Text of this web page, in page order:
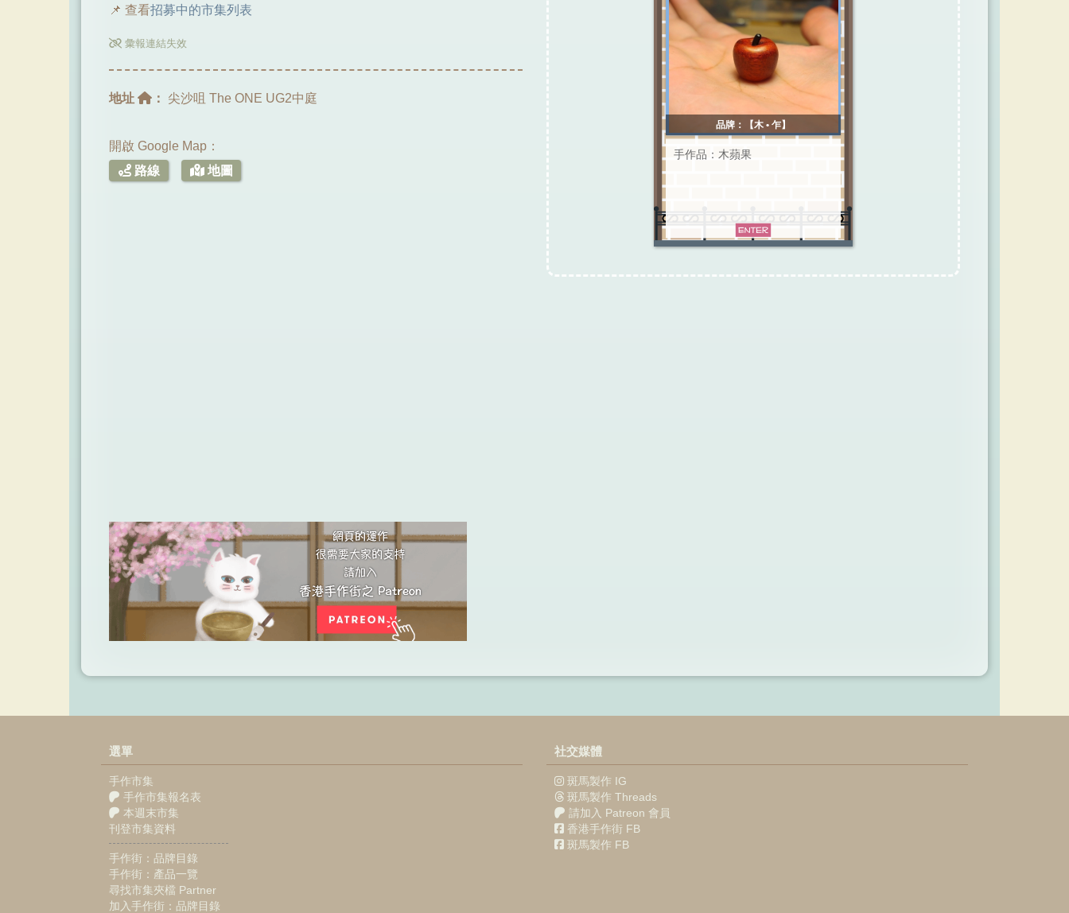
品牌：【木 • 乍】
手作品：木蘋果
📌 查看招募中的市集列表
彙報連結失效
地址 ： 尖沙咀 The ONE UG2中庭
開啟 Google Map：
路線
地圖
選單
手作市集
手作市集報名表
本週末市集
刊登市集資料
手作街：品牌目錄
手作街：產品一覽
尋找市集夾檔 Partner
加入手作街：品牌目錄
社交媒體
斑馬製作 IG
斑馬製作 Threads
請加入 Patreon 會員
香港手作街 FB
斑馬製作 FB